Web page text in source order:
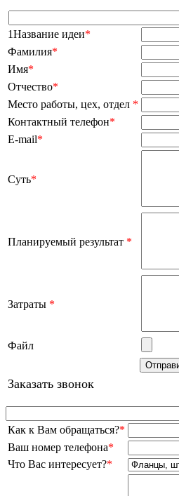
1Название идеи*
Фамилия*
Имя*
Отчество*
Место работы, цех, отдел *
Контактный телефон*
E-mail*
Суть*
Планируемый результат *
Затраты *
Файл
Заказать звонок
Как к Вам обращаться?*
Ваш номер телефона*
Что Вас интересует?*